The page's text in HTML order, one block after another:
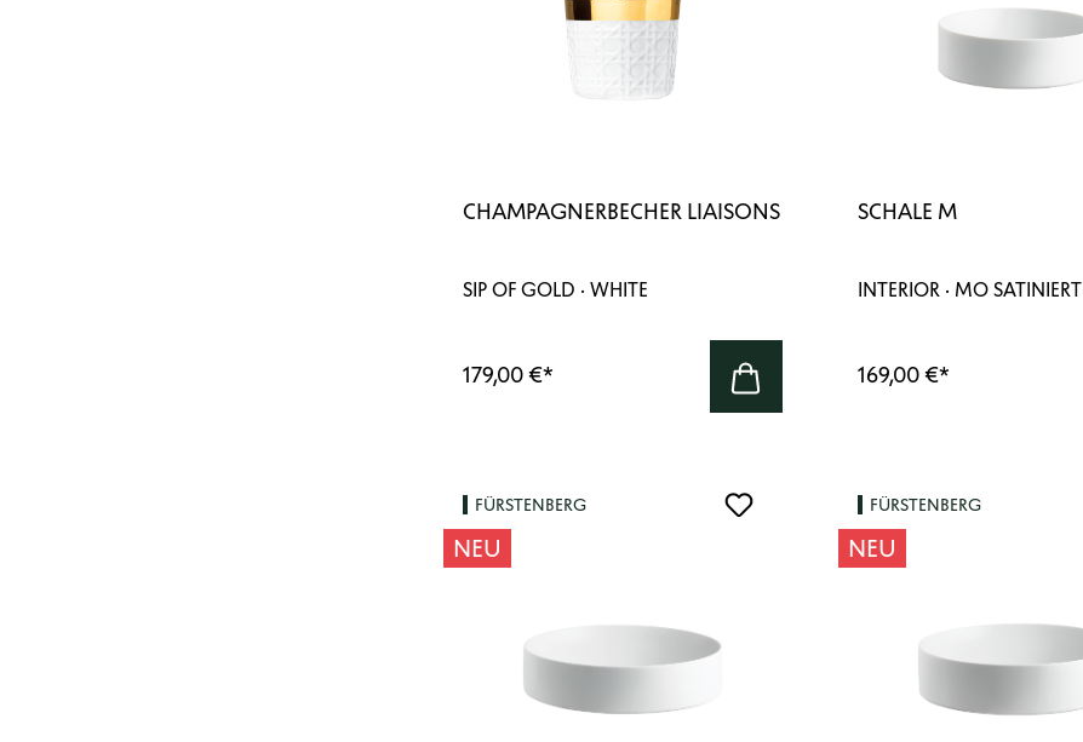
CHAMPAGNERBECHER LIAISONS
SIP OF GOLD · WHITE
179,00 €*
SCHALE M
INTERIOR · MO SATINIERT
169,00 €*
FÜRSTENBERG
NEU
FÜRSTENBERG
NEU